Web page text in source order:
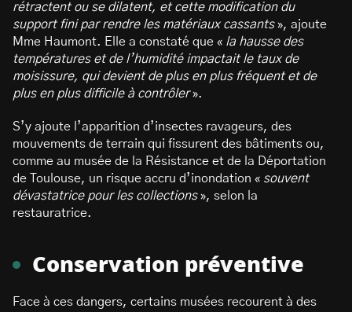
rétractent ou se dilatent, et cette modification du
support fini par rendre les matériaux cassants», ajoute
Mme Haumont. Elle a constaté que « la hausse des
températures et de l’humidité impactait le taux de
moisissure, qui devient de plus en plus fréquent et de
plus en plus difficile à contrôler».
S’y ajoute l’apparition d’insectes ravageurs, des
mouvements de terrain qui fissurent des bâtiments ou,
comme au musée de la Résistance et de la Déportation
de Toulouse, un risque accru d’inondation « souvent
dévastatrice pour les collections», selon la
restauratrice.
Conservation préventive
Face à ces dangers, certains musées recourent à des